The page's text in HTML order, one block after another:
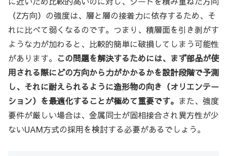
（Z方向）の強度は、層と層の接着力に依存するため、そ
れに比べて弱くなるのです。つまり、積層面を引き剥がす
ような力が加わると、比較的簡単に破損してしまう可能性
があります。 この問題を解決するためには、まず部品が使
用される際にどの方向から力がかかるかを設計段階で予測
し、それに耐えられるように造形物の向き（オリエンテー
ション）を最適化することが極めて重要です。 また、強度
要件が厳しい場合は、金属同士が固相接合され異方性が少
ないUAM方式の採用を検討する必要があるでしょう。